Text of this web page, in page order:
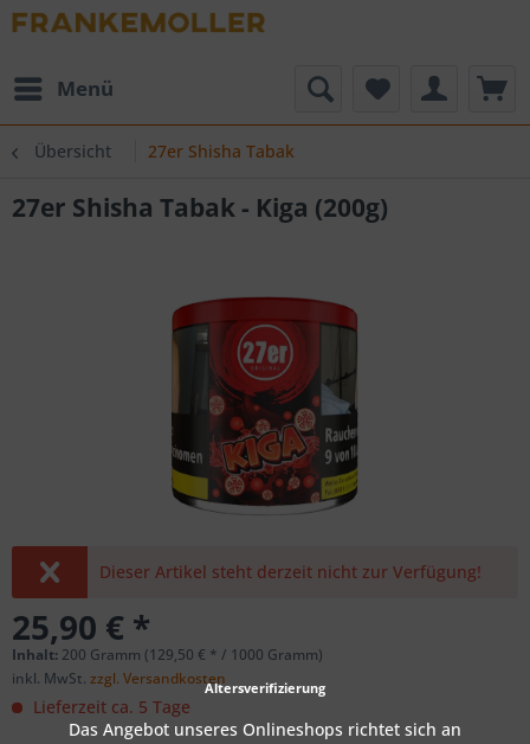
Menü
Übersicht 27er Shisha Tabak
27er Shisha Tabak - Kiga (200g)
Dieser Artikel steht derzeit nicht zur Verfügung!
25,90 € *
Inhalt: 200 Gramm (129,50 € * / 1000 Gramm)
inkl. MwSt. zzgl. Versandkosten
Lieferzeit ca. 5 Tage
Altersverifizierung
Das Angebot unseres Onlineshops richtet sich an